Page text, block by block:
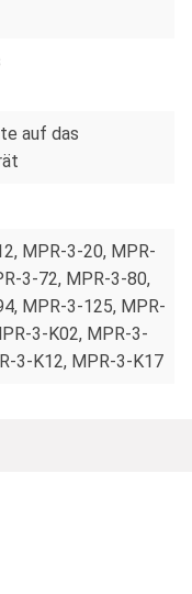
auf das
, MPR-3-20, MPR-
3-72, MPR-3-80,
, MPR-3-125, MPR-
3-K02, MPR-3-
3-K12, MPR-3-K17